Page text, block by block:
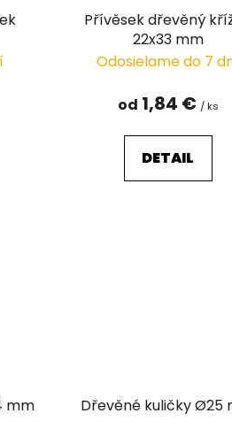
Přívěsek dřevěný
22x33 mm
Odosielame do 7
od 1,84 € / ks
DETAIL
mm Dřevěné kuličky Ø25